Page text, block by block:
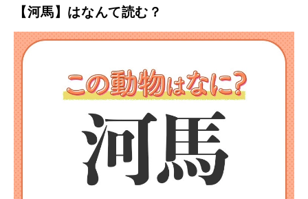
【河馬】はなんて読む？